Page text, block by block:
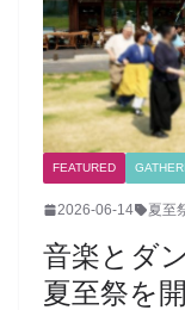
FEATURED
2026-06-14 夏至
音楽とダ
夏至祭を